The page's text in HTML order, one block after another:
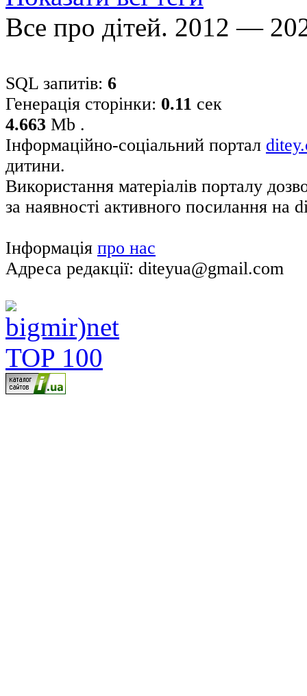
Все про дітей. 2012 —
SQL запитів: 6
Генерація сторінки: 0.11 сек
4.663 Mb .
Інформаційно-соціальний портал
дитини.
Використання матеріалів порталу
за наявності активного посилання на
Інформація про нас
Адреса редакції: diteyua@gmail.com